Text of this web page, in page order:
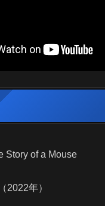
Story of a Mouse
2022年）